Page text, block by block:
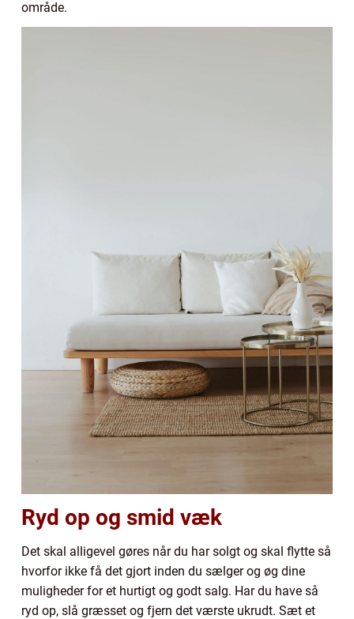
område.
Ryd op og smid væk
Det skal alligevel gøres når du har solgt og skal flytte så
hvorfor ikke få det gjort inden du sælger og øg dine
muligheder for et hurtigt og godt salg. Har du have så
ryd op, slå græsset og fjern det værste ukrudt. Sæt et